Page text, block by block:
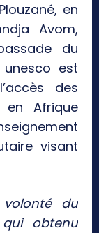
en
Avom,
du
est
des
Afrique
visant
du
obtenu